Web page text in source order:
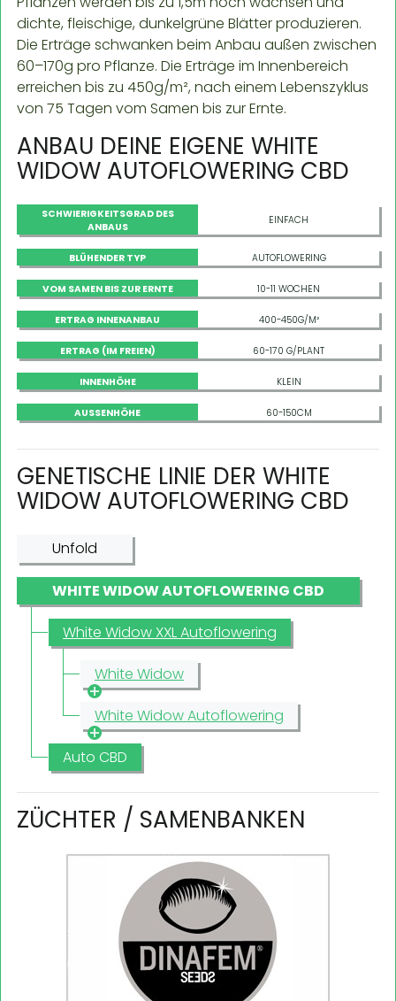
dichte, fleischige, dunkelgrüne Blätter produzieren.
Die Erträge schwanken beim Anbau außen zwischen
60–170g pro Pflanze. Die Erträge im Innenbereich
erreichen bis zu 450g/m², nach einem Lebenszyklus
von 75 Tagen vom Samen bis zur Ernte.
ANBAU DEINE EIGENE WHITE
WIDOW AUTOFLOWERING CBD
SCHWIERIGKEITSGRAD DES
ANBAUS
EINFACH
BLÜHENDER TYP AUTOFLOWERING
VOM SAMEN BIS ZUR ERNTE 10-11 WOCHEN
ERTRAG INNENANBAU 400-450G/M²
ERTRAG (IM FREIEN) 60-170 G/PLANT
INNENHÖHE KLEIN
AUSSENHÖHE 60-150CM
GENETISCHE LINIE DER WHITE
WIDOW AUTOFLOWERING CBD
Unfold
WHITE WIDOW AUTOFLOWERING CBD
White Widow XXL Autoflowering
White Widow
White Widow Autoflowering
Auto CBD
ZÜCHTER / SAMENBANKEN